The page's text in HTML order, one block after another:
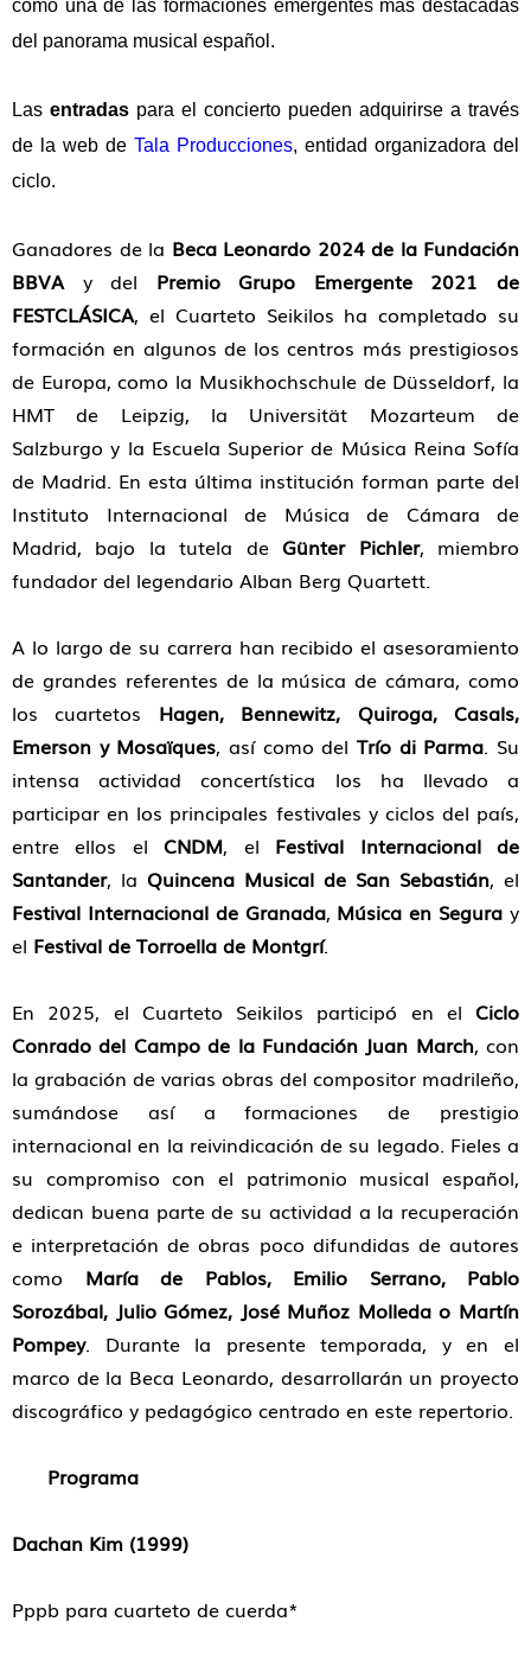
como una de las formaciones emergentes más destacadas
del panorama musical español.
Las entradas para el concierto pueden adquirirse a través
de la web de Tala Producciones, entidad organizadora del
ciclo.
Ganadores de la Beca Leonardo 2024 de la Fundación
BBVAy del Premio Grupo Emergente 2021 de
FESTCLÁSICA, el Cuarteto Seikilos ha completado su
formación en algunos de los centros más prestigiosos
de Europa, como la Musikhochschule de Düsseldorf, la
HMT de Leipzig, la Universität Mozarteum de
Salzburgo y la Escuela Superior de Música Reina Sofía
de Madrid. En esta última institución forman parte del
Instituto Internacional de Música de Cámara de
Madrid, bajo la tutela deGünter Pichler, miembro
fundador del legendario Alban Berg Quartett.
A lo largo de su carrera han recibido el asesoramiento
de grandes referentes de la música de cámara, como
los cuartetos Hagen, Bennewitz, Quiroga, Casals,
Emerson y Mosaïques, así como delTrío di Parma. Su
intensa actividad concertística los ha llevado a
participar en los principales festivales y ciclos del país,
entre ellos elCNDM, el Festival Internacional de
Santander, la Quincena Musical de San Sebastián, el
Festival Internacional de Granada, Música en Segura y
el Festival de Torroella de Montgrí.
En 2025, el Cuarteto Seikilos participó en el Ciclo
Conrado del Campo de la Fundación Juan March, con
la grabación de varias obras del compositor madrileño,
sumándose así a formaciones de prestigio
internacional en la reivindicación de su legado. Fieles a
su compromiso con el patrimonio musical español,
dedican buena parte de su actividad a la recuperación
e interpretación de obras poco difundidas de autores
como María de Pablos, Emilio Serrano, Pablo
Sorozábal, Julio Gómez, José Muñoz Molleda o Martín
Pompey. Durante la presente temporada, y en el
marco de la Beca Leonardo, desarrollarán un proyecto
discográfico y pedagógico centrado en este repertorio.
Programa
Dachan Kim (1999)
Pppb para cuarteto de cuerda*